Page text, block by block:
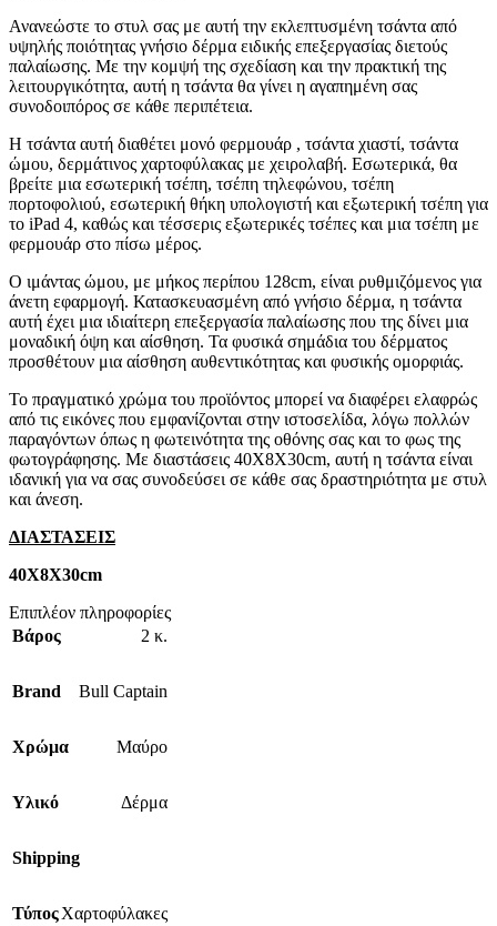
Ανανεώστε το στυλ σας με αυτή την εκλεπτυσμένη τσάντα από
υψηλής ποιότητας γνήσιο δέρμα ειδικής επεξεργασίας διετούς
παλαίωσης. Με την κομψή της σχεδίαση και την πρακτική της
λειτουργικότητα, αυτή η τσάντα θα γίνει η αγαπημένη σας
συνοδοιπόρος σε κάθε περιπέτεια.
Η τσάντα αυτή διαθέτει μονό φερμουάρ , τσάντα χιαστί, τσάντα
ώμου, δερμάτινος χαρτοφύλακας με χειρολαβή. Εσωτερικά, θα
βρείτε μια εσωτερική τσέπη, τσέπη τηλεφώνου, τσέπη
πορτοφολιού, εσωτερική θήκη υπολογιστή και εξωτερική τσέπη για
το iPad 4, καθώς και τέσσερις εξωτερικές τσέπες και μια τσέπη με
φερμουάρ στο πίσω μέρος.
Ο ιμάντας ώμου, με μήκος περίπου 128cm, είναι ρυθμιζόμενος για
άνετη εφαρμογή. Κατασκευασμένη από γνήσιο δέρμα, η τσάντα
αυτή έχει μια ιδιαίτερη επεξεργασία παλαίωσης που της δίνει μια
μοναδική όψη και αίσθηση. Τα φυσικά σημάδια του δέρματος
προσθέτουν μια αίσθηση αυθεντικότητας και φυσικής ομορφιάς.
Το πραγματικό χρώμα του προϊόντος μπορεί να διαφέρει ελαφρώς
από τις εικόνες που εμφανίζονται στην ιστοσελίδα, λόγω πολλών
παραγόντων όπως η φωτεινότητα της οθόνης σας και το φως της
φωτογράφησης. Με διαστάσεις 40Χ8Χ30cm, αυτή η τσάντα είναι
ιδανική για να σας συνοδεύσει σε κάθε σας δραστηριότητα με στυλ
και άνεση.
ΔΙΑΣΤΑΣΕΙΣ
40Χ8Χ30cm
Επιπλέον πληροφορίες
Βάρος
2 κ.
Brand Bull Captain
Χρώμα Μαύρο
Υλικό Δέρμα
Shipping
ΤύποςΧαρτοφύλακες